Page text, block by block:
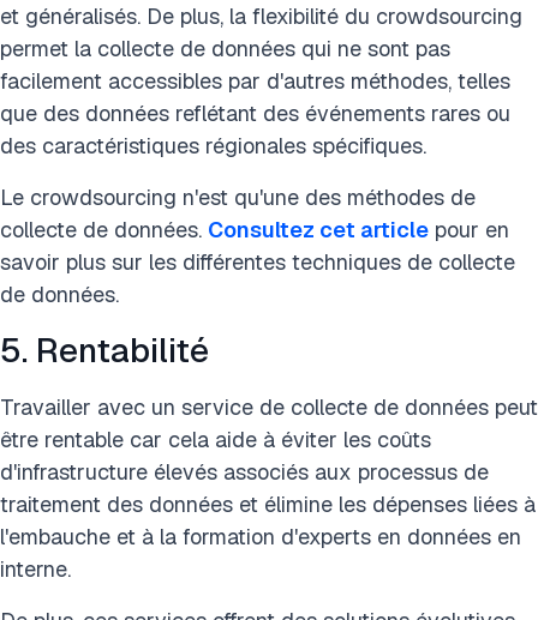
et généralisés. De plus, la flexibilité du crowdsourcing
permet la collecte de données qui ne sont pas
facilement accessibles par d'autres méthodes, telles
que des données reflétant des événements rares ou
des caractéristiques régionales spécifiques.
Le crowdsourcing n'est qu'une des méthodes de
collecte de données. Consultez cet article pour en
savoir plus sur les différentes techniques de collecte
de données.
5. Rentabilité
Travailler avec un service de collecte de données peut
être rentable car cela aide à éviter les coûts
d'infrastructure élevés associés aux processus de
traitement des données et élimine les dépenses liées à
l'embauche et à la formation d'experts en données en
interne.